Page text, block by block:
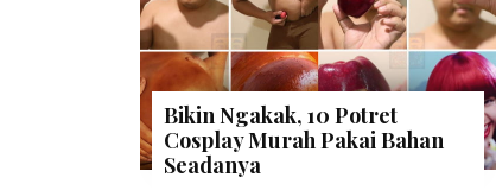
Bikin Ngakak, 10 Potret
Cosplay Murah Pakai Bahan
Seadanya